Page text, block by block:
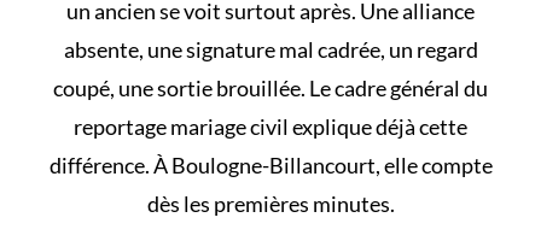
un ancien se voit surtout après. Une alliance
absente, une signature mal cadrée, un regard
coupé, une sortie brouillée. Le cadre général du
reportage mariage civilexplique déjà cette
différence. À Boulogne-Billancourt, elle compte
dès les premières minutes.